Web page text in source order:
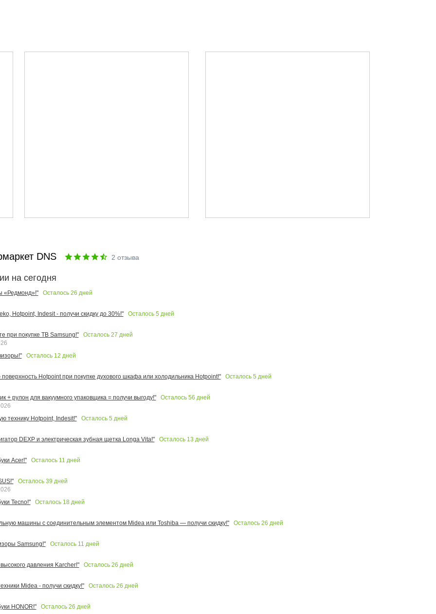
DNS 2 отзыва
на сегодня
«Редмонд»!" Осталось 26 дней
Hotpoint, Indesit - получи скидку до 30%!" Осталось 5 дней
при покупке ТВ Samsung!" Осталось 27 дней
Осталось 12 дней
Hotpoint при покупке духового шкафа или холодильника Hotpoint!" Осталось 5 дней
+ рулон для вакуумного упаковщика = получи выгоду!" Осталось 56 дней
технику Hotpoint, Indesit!"
Осталось 5 дней
DEXP и электрическая зубная щетка Longa Vita!" Осталось 13 дней
Acer!" Осталось 11 дней
Осталось 39 дней
Tecno!"
Осталось 18дней
машины с соединительным элементом Midea или Toshiba — получи скидку!" Осталось 26 дней
Samsung!" Осталось 11 дней
давления Karcher!" Осталось 26 дней
Midea - получи скидку!" Осталось 26 дней
HONOR!" Осталось 26 дней